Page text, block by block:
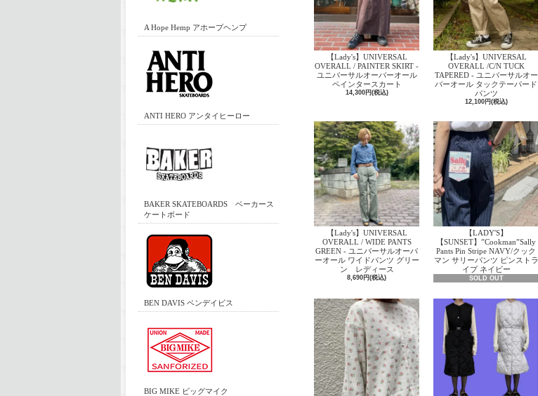
A Hope Hemp アホープヘンプ
ANTI HERO アンタイヒーロー
BAKER SKATEBOARDS ベーカース
ケートボード
BEN DAVIS ベンデイビス
BIG MIKE ビッグマイク
【Lady's】UNIVERSAL
OVERALL / PAINTER SKIRT -
ユニバーサルオーバーオール
ペインタースカート
14,300円(税込)
【Lady's】UNIVERSAL
OVERALL /C/N TUCK
TAPERED - ユニバーサルオー
バーオール タックテーパード
パンツ
12,100円(税込)
【Lady's】UNIVERSAL
OVERALL / WIDE PANTS
GREEN - ユニバーサルオーバ
ーオール ワイドパンツ グリー
ン レディース
8,690円(税込)
【LADY'S】
【SUNSET】”Cookman”Sally
Pants Pin Stripe NAVY/クック
マン サリーパンツ ピンストラ
イプ ネイビー
SOLD OUT